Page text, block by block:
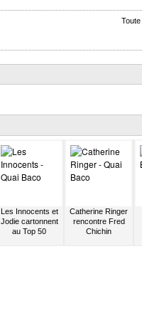
Les Innocents et
Jodie cartonnent
au Top 50
Catherine Ringer
rencontre Fred
Chichin